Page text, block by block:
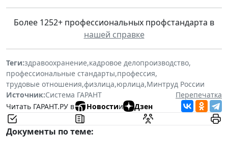
Более 1252+ профессиональных профстандарта в
нашей справке
Теги:здравоохранение,кадровое делопроизводство,
профессиональные стандарты,профессия,
трудовые отношения,физлица,юрлица,Минтруд России
Источник:Система ГАРАНТ
Перепечатка
Читать ГАРАНТ.РУ в
Новостии Дзен
Документы по теме: